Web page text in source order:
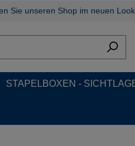
Sie unseren Shop im neuen
STAPELBOXEN -